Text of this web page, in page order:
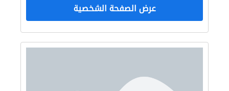
عرض الصفحة الشخصية